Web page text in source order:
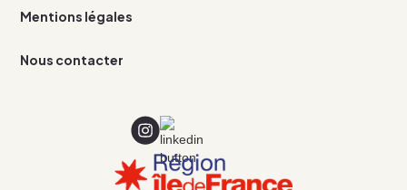
Mentions légales
Nous contacter